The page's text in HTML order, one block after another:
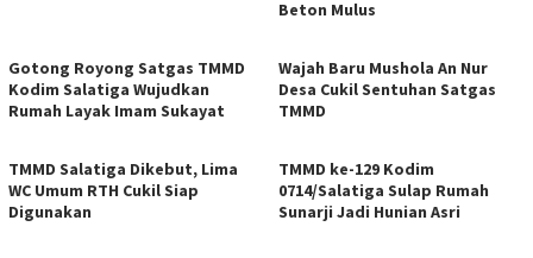
Beton Mulus
Gotong Royong Satgas TMMD
Kodim Salatiga Wujudkan
Rumah Layak Imam Sukayat
Wajah Baru Mushola An Nur
Desa Cukil Sentuhan Satgas
TMMD
TMMD Salatiga Dikebut, Lima
WC Umum RTH Cukil Siap
Digunakan
TMMD ke-129 Kodim
0714/Salatiga Sulap Rumah
Sunarji Jadi Hunian Asri